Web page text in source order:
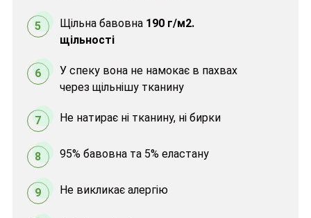
5 Щільна бавовна 190 г/м2.
щільності
6
У спеку вона не намокає в пахвах
через щільнішу тканину
7 Не натирає ні тканину, ні бирки
8 95% бавовна та 5% еластану
9 Не викликає алергію